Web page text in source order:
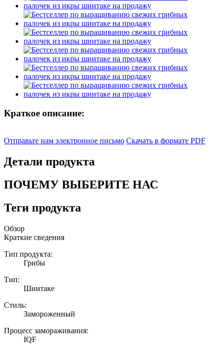
Краткое описание:
Отправьте нам электронное письмо Скачать в формате PDF
Детали продукта
ПОЧЕМУ ВЫБЕРИТЕ НАС
Теги продукта
Обзор
Краткие сведения
Тип продукта:
Грибы
Тип:
Шиитаке
Стиль:
Замороженный
Процесс замораживания:
IQF